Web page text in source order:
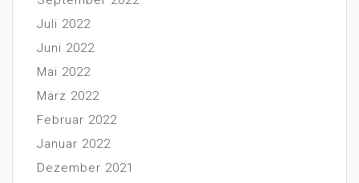
Juli 2022
Juni 2022
Mai 2022
März 2022
Februar 2022
Januar 2022
Dezember 2021